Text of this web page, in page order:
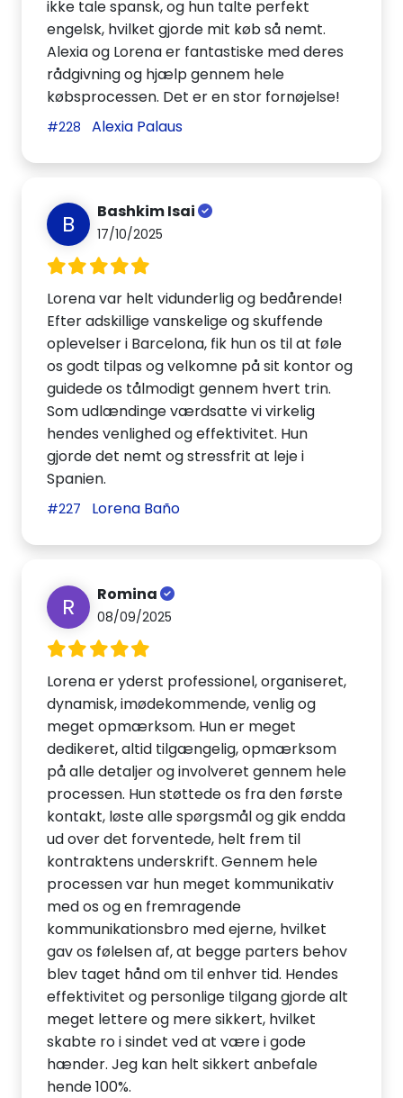
ikke tale spansk, og hun talte perfekt
engelsk, hvilket gjorde mit køb så nemt.
Alexia og Lorena er fantastiske med deres
rådgivning og hjælp gennem hele
købsprocessen. Det er en stor fornøjelse!
#228 Alexia Palaus
B Bashkim Isai
17/10/2025
Lorena var helt vidunderlig og bedårende!
Efter adskillige vanskelige og skuffende
oplevelser i Barcelona, fik hun os til at føle
os godt tilpas og velkomne på sit kontor og
guidede os tålmodigt gennem hvert trin.
Som udlændinge værdsatte vi virkelig
hendes venlighed og effektivitet. Hun
gjorde det nemt og stressfrit at leje i
Spanien.
#227 Lorena Baño
R Romina
08/09/2025
Lorena er yderst professionel, organiseret,
dynamisk, imødekommende, venlig og
meget opmærksom. Hun er meget
dedikeret, altid tilgængelig, opmærksom
på alle detaljer og involveret gennem hele
processen. Hun støttede os fra den første
kontakt, løste alle spørgsmål og gik endda
ud over det forventede, helt frem til
kontraktens underskrift. Gennem hele
processen var hun meget kommunikativ
med os og en fremragende
kommunikationsbro med ejerne, hvilket
gav os følelsen af, at begge parters behov
blev taget hånd om til enhver tid. Hendes
effektivitet og personlige tilgang gjorde alt
meget lettere og mere sikkert, hvilket
skabte ro i sindet ved at være i gode
hænder. Jeg kan helt sikkert anbefale
hende 100%.